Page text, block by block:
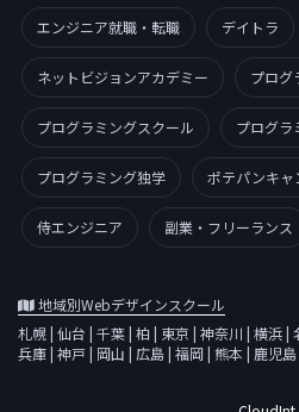
エンジニア就職・転職 デイトラ
ネットビジョンアカデミー プログ
プログラミングスクール プログラ
プログラミング独学 ポテパンキャ
侍エンジニア 副業・フリーランス
地域別Webデザインスクール
札幌 仙台 千葉 柏 東京 神奈川 横浜
兵庫 神戸 岡山 広島 福岡 熊本 鹿児島